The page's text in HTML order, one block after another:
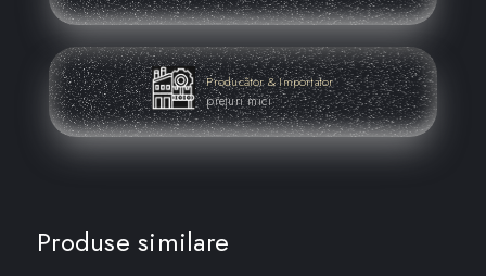
Producător & Importator
prețuri mici
Produse similare